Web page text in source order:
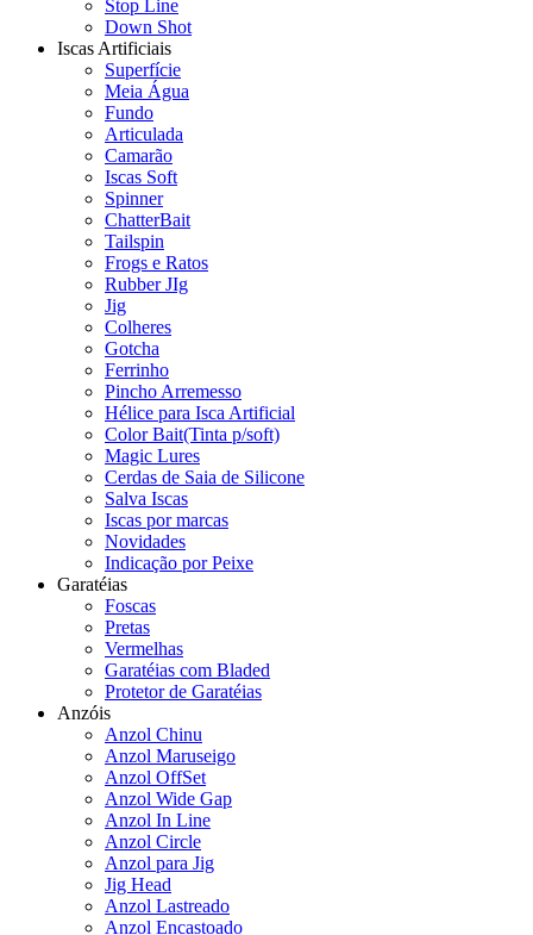
Stop Line
Down Shot
Iscas Artificiais
Superfície
Meia Água
Fundo
Articulada
Camarão
Iscas Soft
Spinner
ChatterBait
Tailspin
Frogs e Ratos
Rubber JIg
Jig
Colheres
Gotcha
Ferrinho
Pincho Arremesso
Hélice para Isca Artificial
Color Bait(Tinta p/soft)
Magic Lures
Cerdas de Saia de Silicone
Salva Iscas
Iscas por marcas
Novidades
Indicação por Peixe
Garatéias
Foscas
Pretas
Vermelhas
Garatéias com Bladed
Protetor de Garatéias
Anzóis
Anzol Chinu
Anzol Maruseigo
Anzol OffSet
Anzol Wide Gap
Anzol In Line
Anzol Circle
Anzol para Jig
Jig Head
Anzol Lastreado
Anzol Encastoado